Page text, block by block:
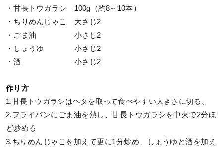
・甘長トウガラシ 100g（約8～10本）
・ちりめんじゃこ 大さじ2
・ごま油 小さじ2
・しょうゆ 小さじ2
・酒 小さじ2
作り方
1.甘長トウガラシはヘタを取って食べやすい大きさに切る。
2.フライパンにごま油を熱し、甘長トウガラシを中火で2分ほ
ど炒める
3.ちりめんじゃこを加えて更に1分炒め、しょうゆと酒を加え